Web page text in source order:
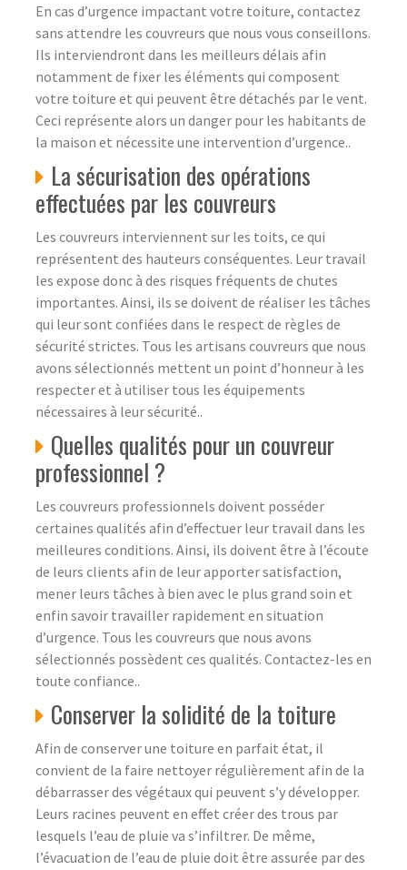
En cas d’urgence impactant votre toiture, contactez
sans attendre les couvreurs que nous vous conseillons.
Ils interviendront dans les meilleurs délais afin
notamment de fixer les éléments qui composent
votre toiture et qui peuvent être détachés par le vent.
Ceci représente alors un danger pour les habitants de
la maison et nécessite une intervention d’urgence..
La sécurisation des opérations
effectuées par les couvreurs
Les couvreurs interviennent sur les toits, ce qui
représentent des hauteurs conséquentes. Leur travail
les expose donc à des risques fréquents de chutes
importantes. Ainsi, ils se doivent de réaliser les tâches
qui leur sont confiées dans le respect de règles de
sécurité strictes. Tous les artisans couvreurs que nous
avons sélectionnés mettent un point d’honneur à les
respecter et à utiliser tous les équipements
nécessaires à leur sécurité..
Quelles qualités pour un couvreur
professionnel ?
Les couvreurs professionnels doivent posséder
certaines qualités afin d’effectuer leur travail dans les
meilleures conditions. Ainsi, ils doivent être à l’écoute
de leurs clients afin de leur apporter satisfaction,
mener leurs tâches à bien avec le plus grand soin et
enfin savoir travailler rapidement en situation
d’urgence. Tous les couvreurs que nous avons
sélectionnés possèdent ces qualités. Contactez-les en
toute confiance..
Conserver la solidité de la toiture
Afin de conserver une toiture en parfait état, il
convient de la faire nettoyer régulièrement afin de la
débarrasser des végétaux qui peuvent s’y développer.
Leurs racines peuvent en effet créer des trous par
lesquels l’eau de pluie va s’infiltrer. De même,
l’évacuation de l’eau de pluie doit être assurée par des